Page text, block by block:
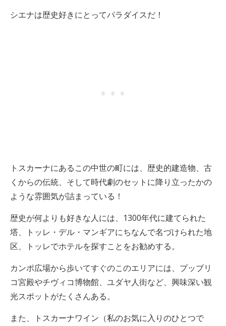
シエナは歴史好きにとってパラダイスだ！
トスカーナにあるこの中世の町には、歴史的建造物、古
くからの伝統、そして時代劇のセットに降り立ったかの
ような雰囲気が詰まっている！
歴史が何よりも好きな人には、1300年代に建てられた
塔、トッレ・デル・マンギアにちなんで名づけられた地
区、トッレでホテルを探すことをお勧めする。
カンポ広場から歩いてすぐのこのエリアには、プッブリ
コ宮殿やチヴィコ博物館、ユダヤ人街など、興味深い観
光スポットがたくさんある。
また、トスカーナワイン（私のお気に入りのひとつで